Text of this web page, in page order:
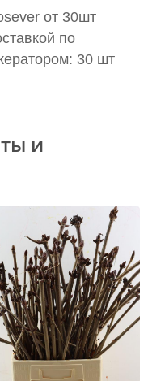
от 30шт
по
30 шт
и